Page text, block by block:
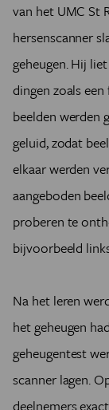
van het UMC St
hersenscanner
geheugen. Hij
dingen zoals
beelden werden
geluid, zodat
elkaar werden
aangeboden
proberen te
bijvoorbeeld
Na het leren
het geheugen
geheugentest
scanner lagen.
deelnemers